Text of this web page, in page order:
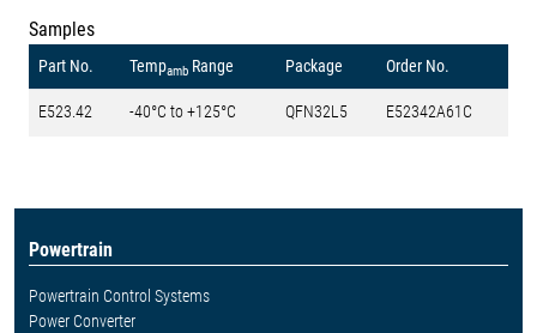
Samples
Part No. Tempamb Range Package Order No.
E523.42 -40°C to +125°C QFN32L5 E52342A61C
Powertrain
Powertrain Control Systems
Power Converter